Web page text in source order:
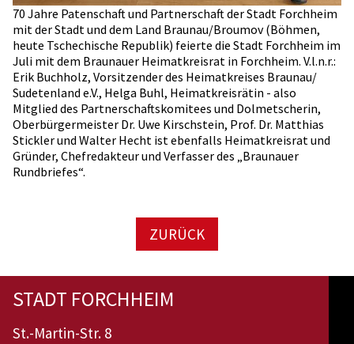
70 Jahre Patenschaft und Partnerschaft der Stadt Forchheim
mit der Stadt und dem Land Braunau/Broumov (Böhmen,
heute Tschechische Republik) feierte die Stadt Forchheim im
Juli mit dem Braunauer Heimatkreisrat in Forchheim. V.l.n.r.:
Erik Buchholz, Vorsitzender des Heimatkreises Braunau/
Sudetenland e.V., Helga Buhl, Heimatkreisrätin - also
Mitglied des Partnerschaftskomitees und Dolmetscherin,
Oberbürgermeister Dr. Uwe Kirschstein, Prof. Dr. Matthias
Stickler und Walter Hecht ist ebenfalls Heimatkreisrat und
Gründer, Chefredakteur und Verfasser des „Braunauer
Rundbriefes“.
ZURÜCK
STADT FORCHHEIM
St.-Martin-Str. 8